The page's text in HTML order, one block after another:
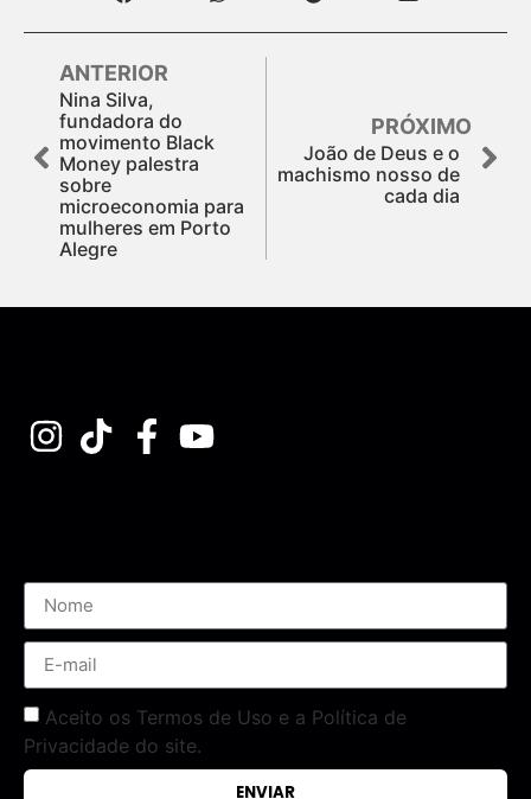
ANTERIOR
Nina Silva,
fundadora do
movimento Black
Money palestra
sobre
microeconomia para
mulheres em Porto
Alegre
PRÓXIMO
João de Deus e o
machismo nosso de
cada dia
Aceito os Termos de Uso e a Política de
Privacidade do site.
ENVIAR